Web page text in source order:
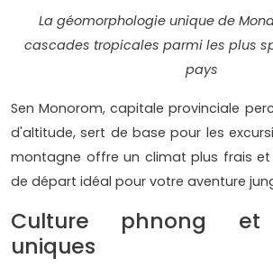
La géomorphologie unique de
cascades tropicales parmi les plus
pays
Sen Monorom, capitale provinciale
d'altitude, sert de base pour les
montagne offre un climat plus frais
de départ idéal pour votre aventure
Culture phnong et
uniques